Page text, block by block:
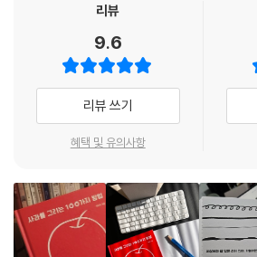
《사과를 그리는 100가지 방법》은 현대미술 작
그림을 좋아하는 딸과 모든 아이들을 위해 기획
똑같은 사과를 그릴까?”라는 질문에서 출발한
소재로 삼아, 선을 바꾸고, 구성을 변형하고, 색
자기 발견을 위한 실험이기도 하다.
박이도 작가는 “어린 시절, 감정이 북받쳐올랐
를 위로했다”고 말한다. 그림은 기쁨과 슬픔,
리뷰
9.6
리뷰 쓰기
혜택 및 유의사항